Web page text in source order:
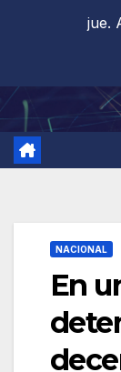
jue.
NACIONAL
En